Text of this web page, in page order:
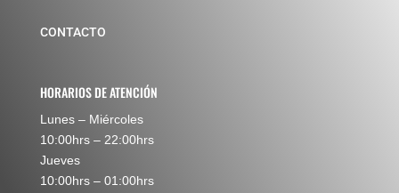
CONTACTO
HORARIOS DE ATENCIÓN
Lunes – Miércoles
10:00hrs – 22:00hrs
Jueves
10:00hrs – 01:00hrs